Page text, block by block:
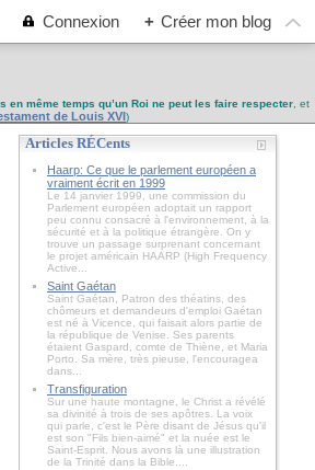
Connexion + Créer mon blog
en même temps qu’un Roi ne peut les faire respecter, et
de Louis XVI)
Articles RÉCents
Haarp: Ce que le parlement européen a
vraiment écrit en 1999
Le 14 janvier 1999, une commission du
Parlement européen adoptait un rapport
peu connu consacré à l'environnement, à la
sécurité et à la politique étrangère. On y
trouve un passage surprenant concernant
le projet américain HAARP (High Frequency
Active...
Saint Gaétan
Saint Gaétan, Patron des théatins, des
chômeurs et demandeurs d'emploi Gaétan
est né à Vicence, qui faisait alors partie de
la république de Venise. Ses parents
étaient Gaspard, comte de Thiène, et Maria
Porto. Sa mère, très pieuse, l'encouragea
dans...
Transfiguration
Sur une haute montagne, le Christ a révélé
sa divinité à trois de ses apôtres. La voix
qui parle, c'est le Père disant de Jésus qu'il
est son "Fils bien-aimé" et la nuée est le
Saint-Esprit. Nous avons là une illustration
de la Trinité dans la Bible....